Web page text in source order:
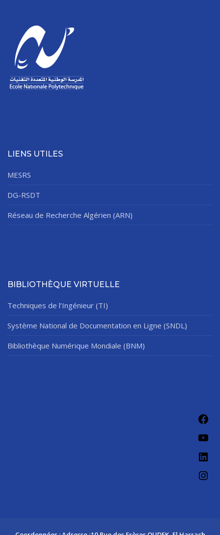
LIENS UTILES
MESRS
DG-RSDT
Réseau de Recherche Algérien (ARN)
BIBLIOTHÈQUE VIRTUELLE
Techniques de l’Ingénieur (TI)
Système National de Documentation en Ligne (SNDL)
Bibliothèque Numérique Mondiale (BNM)